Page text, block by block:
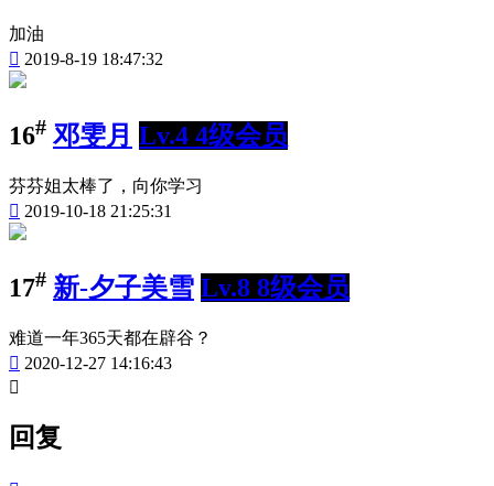
加油
 2019-8-19 18:47:32
16# 邓雯月 Lv.4 4级会员
芬芬姐太棒了，向你学习
 2019-10-18 21:25:31
17# 新-夕子美雪 Lv.8 8级会员
难道一年365天都在辟谷？
 2020-12-27 14:16:43

回复